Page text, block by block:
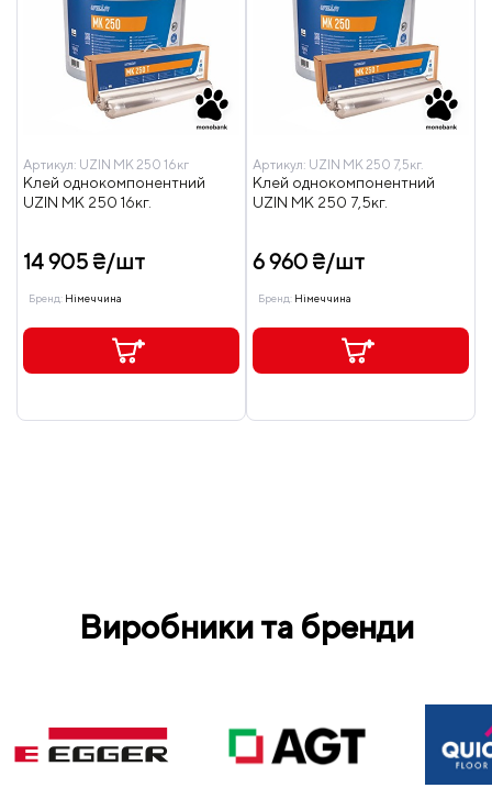
Артикул: UZIN MK 250 16кг
Клей однокомпонентний
UZIN MK 250 16кг.
14 905 ₴/шт
Бренд: Німеччина
Артикул: UZIN MK 250 7,5кг.
Клей однокомпонентний
UZIN MK 250 7,5кг.
6 960 ₴/шт
Бренд: Німеччина
Виробники та бренди